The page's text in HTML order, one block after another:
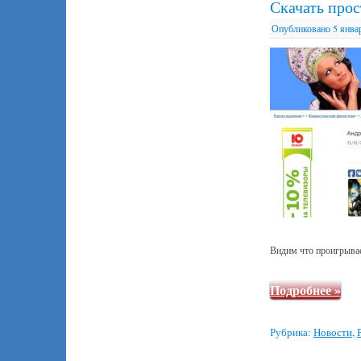
Скачать
Опубликовано 5
Видим что
Подробнее»
Рубрика: Новости,